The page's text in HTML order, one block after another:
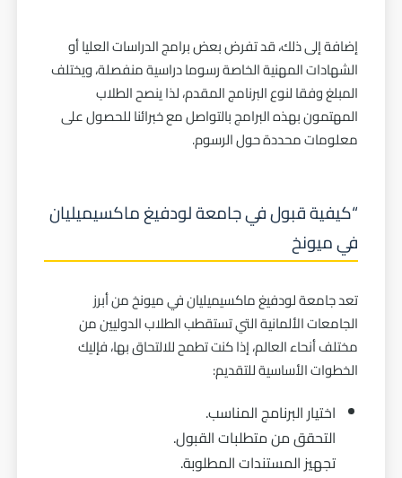
إضافة إلى ذلك، قد تفرض بعض برامج الدراسات العليا أو
الشهادات المهنية الخاصة رسوما دراسية منفصلة، ويختلف
المبلغ وفقا لنوع البرنامج المقدم، لذا ينصح الطلاب
المهتمون بهذه البرامج بالتواصل مع خبرائنا للحصول على
معلومات محددة حول الرسوم.
“كيفية قبول في جامعة لودفيغ ماكسيميليان
في ميونخ
تعد جامعة لودفيغ ماكسيميليان في ميونخ من أبرز
الجامعات الألمانية التي تستقطب الطلاب الدوليين من
مختلف أنحاء العالم، إذا كنت تطمح للالتحاق بها، فإليك
الخطوات الأساسية للتقديم:
اختيار البرنامج المناسب.
التحقق من متطلبات القبول.
تجهيز المستندات المطلوبة.